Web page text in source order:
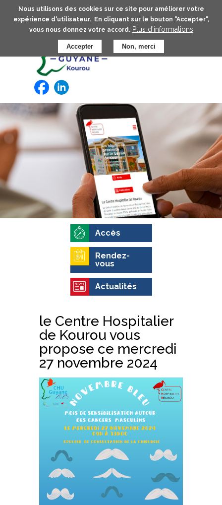
Nous utilisons des cookies sur ce site pour améliorer votre
expérience d'utilisateur. En cliquant sur le bouton "Accepter",
vous nous donnez votre accord. Plus d'informations
Accepter Non, merci
Aller
au
contenu
principal
Accès
Rendez-
vous
Actualités
le Centre Hospitalier
de Kourou vous
propose ce mercredi
27 novembre 2024